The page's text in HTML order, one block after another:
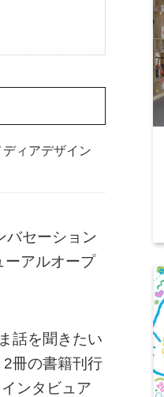
ディアデザイン
バセーション
ーアルオープ
話を聞きたい
冊の書籍刊⾏
ンタビュア